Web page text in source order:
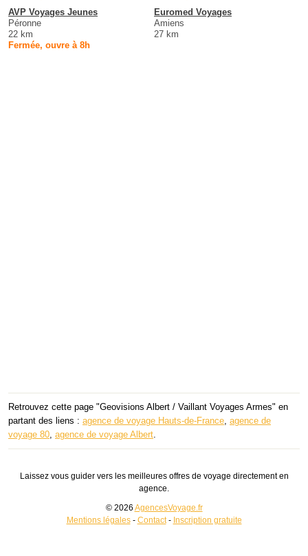
AVP Voyages Jeunes
Péronne
22 km
Fermée, ouvre à 8h
Euromed Voyages
Amiens
27 km
Retrouvez cette page "Geovisions Albert / Vaillant Voyages Armes" en
partant des liens : agence de voyage Hauts-de-France agence de
voyage 80 agence de voyage Albert
Laissez vous guider vers les meilleures offres de voyage directement en
agence.
© 2026 AgencesVoyage.fr
Mentions légales- Contact- Inscription gratuite